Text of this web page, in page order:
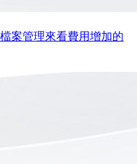
案管理來看費用增加的